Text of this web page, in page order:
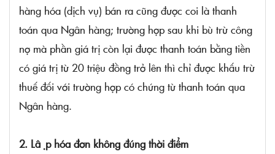
hàng hóa (dịch vụ) bán ra cũng được coi là thanh
toán qua Ngân hàng; trường hợp sau khi bù trừ công
nợ mà phần giá trị còn lại được thanh toán bằng tiền
có giá trị từ 20 triệu đồng trở lên thì chỉ được khấu trừ
thuế đối với trường hợp có chứng từ thanh toán qua
Ngân hàng.
2. Lập hóa đơn không đúng thời điểm